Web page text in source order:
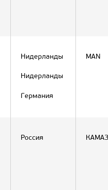
Нидерланды
Нидерланды
Германия
MAN
Россия КАМАЗ